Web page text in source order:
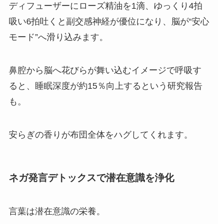
ディフューザーにローズ精油を1滴、ゆっくり4拍
吸い6拍吐くと副交感神経が優位になり、脳が“安心
モード”へ滑り込みます。
鼻腔から脳へ花びらが舞い込むイメージで呼吸す
ると、睡眠深度が約15％向上するという研究報告
も。
安らぎの香りが布団全体をハグしてくれます。
ネガ発言デトックスで潜在意識を浄化
言葉は潜在意識の栄養。